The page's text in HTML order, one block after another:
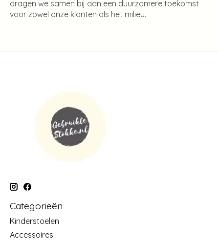
dragen we samen bij aan een duurzamere toekomst
voor zowel onze klanten als het milieu.
Categorieën
Kinderstoelen
Accessoires